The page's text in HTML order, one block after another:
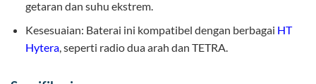
getaran dan suhu ekstrem.
Kesesuaian: Baterai ini kompatibel dengan berbagai HT
Hytera, seperti radio dua arah dan TETRA.